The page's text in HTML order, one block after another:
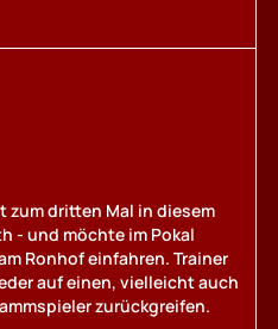
zum dritten Mal in diesem
- und möchte im Pokal
Ronhof einfahren. Trainer
auf einen, vielleicht auch
zurückgreifen.